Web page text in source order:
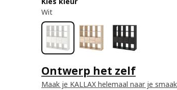
Wit
Ontwerp het zelf
Maak je KALLAX helemaal naar je